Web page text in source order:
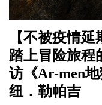
【不被疫情
踏上冒险旅
访《Ar-men
纽．勒帕吉